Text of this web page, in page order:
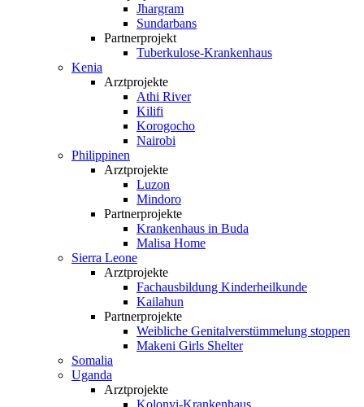
Jhargram
Sundarbans
Partnerprojekt
Tuberkulose-Krankenhaus
Kenia
Arztprojekte
Athi River
Kilifi
Korogocho
Nairobi
Philippinen
Arztprojekte
Luzon
Mindoro
Partnerprojekte
Krankenhaus in Buda
Malisa Home
Sierra Leone
Arztprojekte
Fachausbildung Kinderheilkunde
Kailahun
Partnerprojekte
Weibliche Genital­verstümmelung stoppen
Makeni Girls Shelter
Somalia
Uganda
Arztprojekte
Kolonyi-Krankenhaus